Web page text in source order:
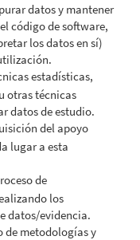
datos y mantener
código de software,
los datos en sí)
estadísticas,
otras técnicas
datos de estudio.
del apoyo
lugar a esta
de
los
datos/evidencia.
de metodologías y